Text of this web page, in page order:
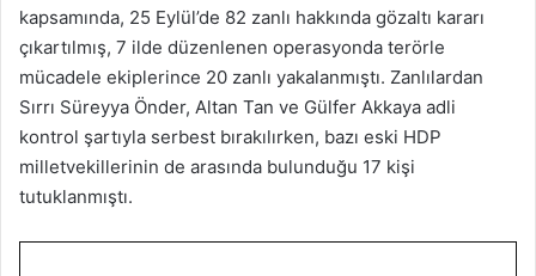
kapsamında, 25 Eylül’de 82 zanlı hakkında gözaltı kararı
çıkartılmış, 7 ilde düzenlenen operasyonda terörle
mücadele ekiplerince 20 zanlı yakalanmıştı. Zanlılardan
Sırrı Süreyya Önder, Altan Tan ve Gülfer Akkaya adli
kontrol şartıyla serbest bırakılırken, bazı eski HDP
milletvekillerinin de arasında bulunduğu 17 kişi
tutuklanmıştı.